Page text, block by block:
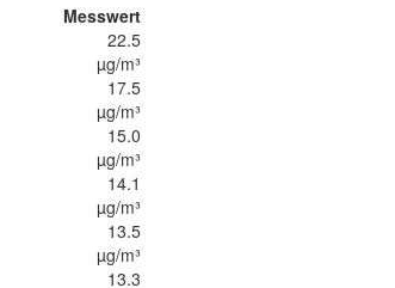
Messwert
22.5
µg/m³
17.5
µg/m³
15.0
µg/m³
14.1
µg/m³
13.5
µg/m³
13.3